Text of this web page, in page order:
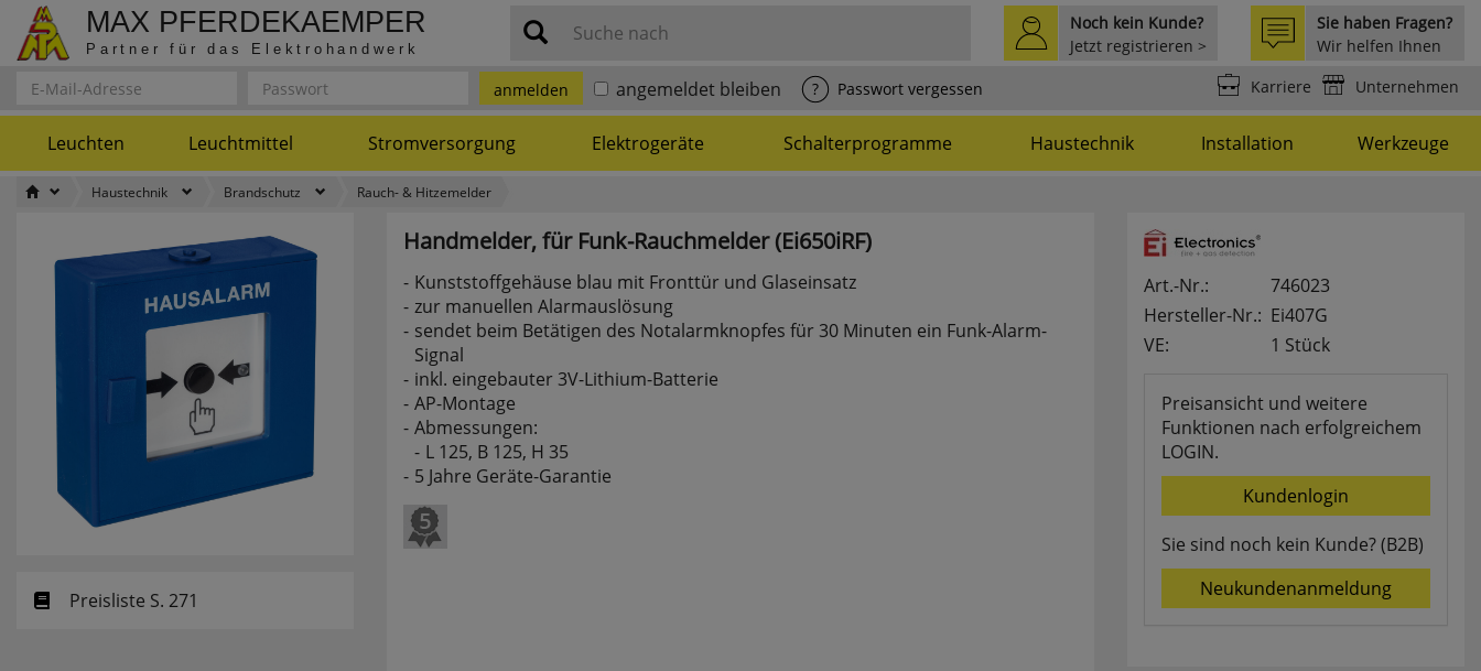
MAX PFERDEKAEMPER
Partner für das Elektrohandwerk
Suche nach
Sie haben Fragen?
Wir helfen Ihnen
Noch kein Kunde?
Jetzt registrieren >
anmelden angemeldet bleiben ? Passwort vergessen Unternehmen
Karriere
Leuchten Leuchtmittel Stromversorgung Elektrogeräte Schalterprogramme Haustechnik Installation Werkzeuge
Haustechnik Brandschutz Rauch- & Hitzemelder
Preisliste S. 271
Handmelder,für Funk-Rauchmelder (Ei650iRF)
Kunststoffgehäuse blau mit Fronttür und Glaseinsatz
zur manuellen Alarmauslösung
sendet beim Betätigen des Notalarmknopfes für 30 Minuten ein Funk-Alarm-
Signal
inkl. eingebauter 3V-Lithium-Batterie
AP-Montage
Abmessungen:
L 125, B 125, H 35
5 Jahre Geräte-Garantie
Art.-Nr.:
746023
Hersteller-Nr.: Ei407G
VE:
1 Stück
Preisansicht und weitere
Funktionen nach erfolgreichem
LOGIN.
Kundenlogin
Sie sind noch kein Kunde? (B2B)
Neukundenanmeldung